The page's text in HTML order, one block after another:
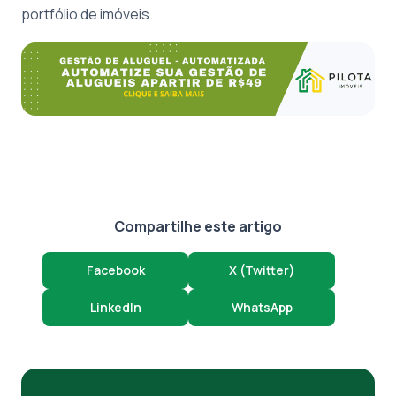
portfólio de imóveis.
Compartilhe este artigo
Facebook X (Twitter)
LinkedIn WhatsApp